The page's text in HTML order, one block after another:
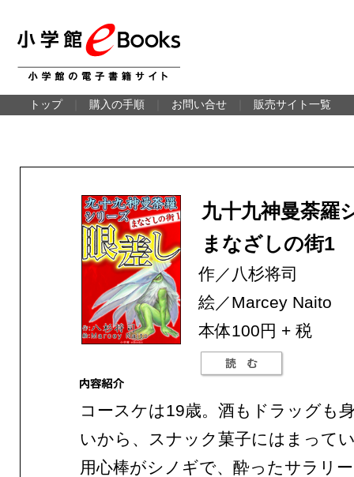
トップ 購入の手順 お問い合せ 販売サイト一覧
九十九神曼荼
まなざしの街1
作／八杉将司
絵／Marcey Naito
本体100円 + 税
コースケは19歳。酒もドラッグも
いから、スナック菓子にはまって
用心棒がシノギで、酔ったサラリ